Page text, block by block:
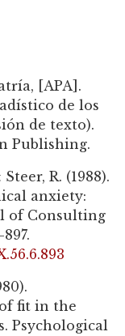
[APA].
de los
de texto).
Publishing.
R. (1988).
anxiety:
of Consulting
fit in the
Psychological